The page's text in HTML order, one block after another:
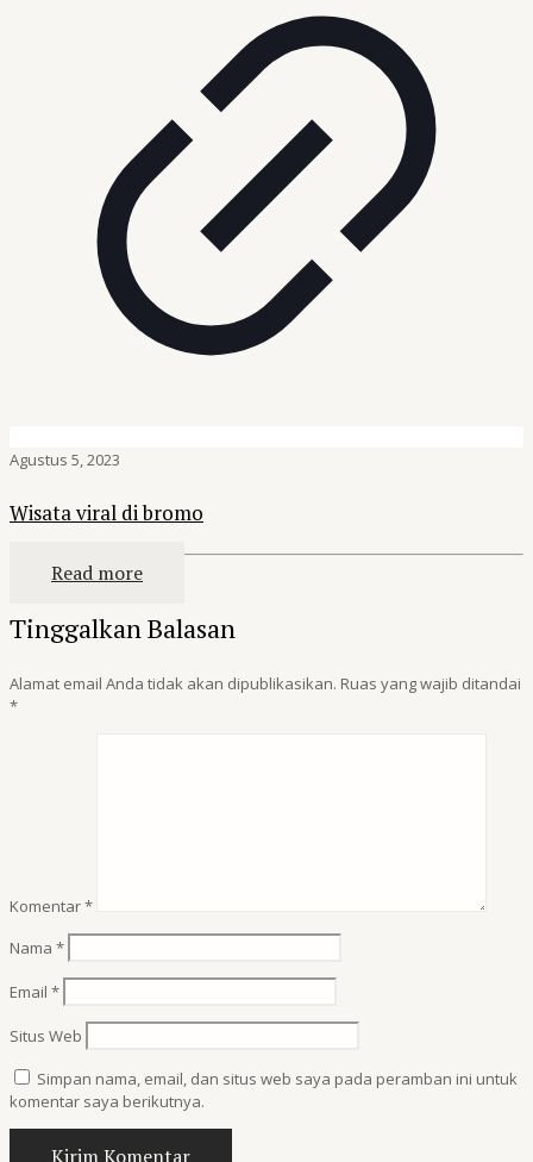
Agustus 5, 2023
Wisata viral di bromo
Read more
Tinggalkan Balasan
Alamat email Anda tidak akan dipublikasikan. Ruas yang wajib ditandai
*
Komentar*
Nama *
Email *
Situs Web
Simpan nama, email, dan situs web saya pada peramban ini untuk
komentar saya berikutnya.